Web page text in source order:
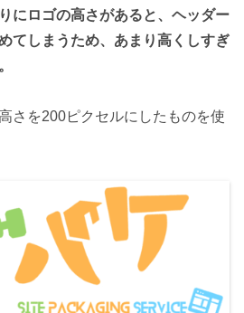
にロゴの高さがあると、ヘッダー
てしまうため、あまり高くしすぎ
さを200ピクセルにしたものを使